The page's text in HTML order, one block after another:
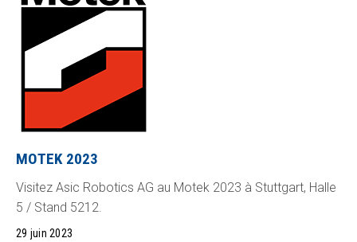
MOTEK 2023
Visitez Asic Robotics AG au Motek 2023 à Stuttgart, Halle
5 / Stand 5212.
29 juin 2023